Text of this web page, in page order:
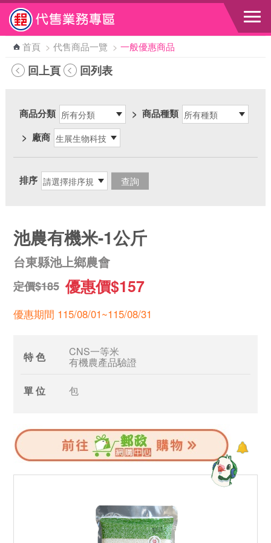
跳到主要內容區塊
首頁 > 代售商品一覽 > 一般優惠商品
回上頁 回列表
商品分類 > 商品種類
> 廠商
排序
池農有機米-1公斤
台東縣池上鄉農會
定價$185 優惠價$157
優惠期間 115/08/01~115/08/31
特 色 CNS一等米
有機農產品驗證
單 位 包